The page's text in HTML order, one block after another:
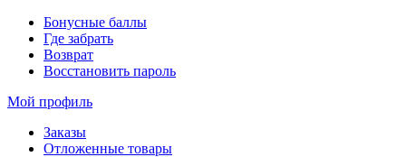
Бонусные баллы
Где забрать
Возврат
Восстановить пароль
Мой профиль
Заказы
Отложенные товары